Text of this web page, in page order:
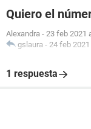
Quiero el
Alexandra - 23 feb 2021
gslaura - 24 feb
1 respuesta